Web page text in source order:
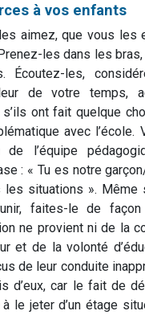
à vos enfants
aimez, que vous les
les dans les
Écoutez-les,
de votre temps,
ont fait quelque
avec l’école.
l’équipe
: « Tu es notre
les situations ».
faites-le de
ne provient ni de la
et de la volonté
de leur conduite
d’eux, car le fait de
le jeter d’un étage